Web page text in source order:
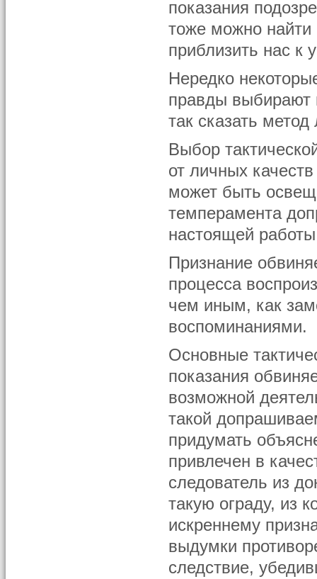
показания
тоже можно
приблизить нас к
Нередко
правды выбирают
так сказать
Выбор
от личных
может быть
темперамента
настоящей
Признание
процесса
чем иным, как
воспоминаниями.
Основные
показания
возможной
такой
придумать
привлечен в
следователь из
такую ограду, из
искреннему
выдумки
следствие,